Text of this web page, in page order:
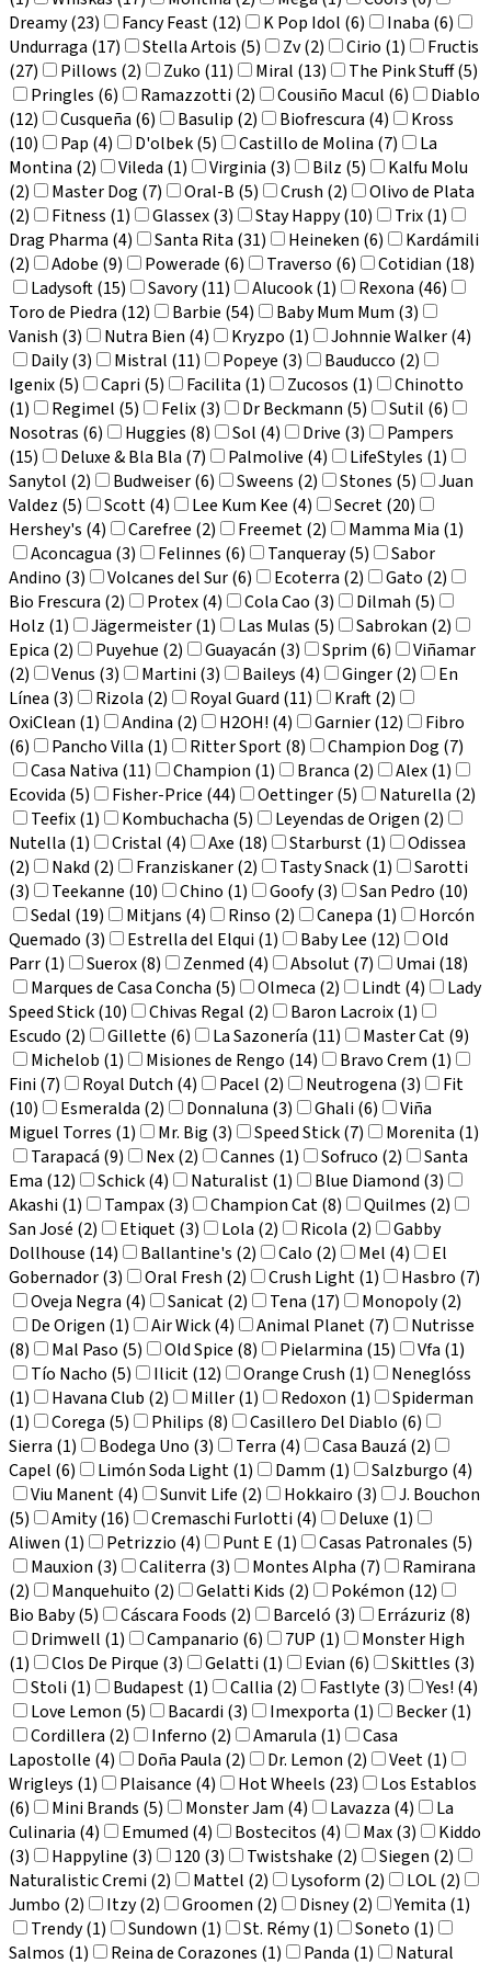
Dreamy (23)
Fancy Feast (12) K Pop Idol (6)
Inaba (6)
Undurraga (17)
Stella Artois (5) Zv (2) Cirio (1)
Fructis
(27)
Pillows (2) Zuko (11) Miral (13)
The Pink Stuff (5)
Pringles (6)
Ramazzotti (2) Cousiño Macul (6)
Diablo
(12)
Cusqueña (6) Basulip (2) Biofrescura (4)
Kross
(10)
Pap (4) D'olbek (5) Castillo de Molina (7)
La
Montina (2)
Vileda (1) Virginia (3) Bilz (5)
Kalfu Molu
(2)
Master Dog (7) Oral-B (5) Crush (2)
Olivo de Plata
(2)
Fitness (1) Glassex (3) Stay Happy (10)
Trix (1)
Drag Pharma (4)
Santa Rita (31) Heineken (6)
Kardámili
(2)
Adobe (9) Powerade (6) Traverso (6)
Cotidian (18)
Ladysoft (15)
Savory (11) Alucook (1)
Rexona (46)
Toro de Piedra (12)
Barbie (54)
Baby Mum Mum (3)
Vanish (3)
Nutra Bien (4) Kryzpo (1)
Johnnie Walker (4)
Daily (3)
Mistral (11) Popeye (3)
Bauducco (2)
Igenix (5)
Capri (5) Facilita (1) Zucosos (1)
Chinotto
(1)
Regimel (5) Felix (3) Dr Beckmann (5)
Sutil (6)
Nosotras (6)
Huggies (8) Sol (4) Drive (3)
Pampers
(15)
Deluxe & Bla Bla (7) Palmolive (4)
LifeStyles (1)
Sanytol (2)
Budweiser (6) Sweens (2) Stones (5)
Juan
Valdez (5)
Scott (4) Lee Kum Kee (4)
Secret (20)
Hershey's (4)
Carefree (2) Freemet (2)
Mamma Mia (1)
Aconcagua (3)
Felinnes (6) Tanqueray (5)
Sabor
Andino (3)
Volcanes del Sur (6) Ecoterra (2)
Gato (2)
Bio Frescura (2)
Protex (4) Cola Cao (3)
Dilmah (5)
Holz (1)
Jägermeister (1) Las Mulas (5)
Sabrokan (2)
Epica (2)
Puyehue (2) Guayacán (3) Sprim (6)
Viñamar
(2)
Venus (3) Martini (3) Baileys (4) Ginger (2)
En
Línea (3)
Rizola (2) Royal Guard (11)
Kraft (2)
OxiClean (1)
Andina (2) H2OH! (4) Garnier (12)
Fibro
(6)
Pancho Villa (1) Ritter Sport (8)
Champion Dog (7)
Casa Nativa (11)
Champion (1) Branca (2)
Alex (1)
Ecovida (5)
Fisher-Price (44) Oettinger (5)
Naturella (2)
Teefix (1)
Kombuchacha (5)
Leyendas de Origen (2)
Nutella (1)
Cristal (4) Axe (18) Starburst (1)
Odissea
(2)
Nakd (2) Franziskaner (2) Tasty Snack (1)
Sarotti
(3)
Teekanne (10) Chino (1) Goofy (3)
San Pedro (10)
Sedal (19)
Mitjans (4) Rinso (2) Canepa (1)
Horcón
Quemado (3)
Estrella del Elqui (1) Baby Lee (12)
Old
Parr (1)
Suerox (8) Zenmed (4) Absolut (7)
Umai (18)
Marques de Casa Concha (5)
Olmeca (2) Lindt (4)
Lady
Speed Stick (10)
Chivas Regal (2)
Baron Lacroix (1)
Escudo (2)
Gillette (6) La Sazonería (11)
Master Cat (9)
Michelob (1)
Misiones de Rengo (14)
Bravo Crem (1)
Fini (7)
Royal Dutch (4) Pacel (2) Neutrogena (3)
Fit
(10)
Esmeralda (2) Donnaluna (3) Ghali (6)
Viña
Miguel Torres (1)
Mr. Big (3) Speed Stick (7)
Morenita (1)
Tarapacá (9)
Nex (2) Cannes (1) Sofruco (2)
Santa
Ema (12)
Schick (4) Naturalist (1)
Blue Diamond (3)
Akashi (1)
Tampax (3) Champion Cat (8)
Quilmes (2)
San José (2)
Etiquet (3) Lola (2) Ricola (2)
Gabby
Dollhouse (14)
Ballantine's (2) Calo (2) Mel (4)
El
Gobernador (3)
Oral Fresh (2) Crush Light (1)
Hasbro (7)
Oveja Negra (4)
Sanicat (2) Tena (17)
Monopoly (2)
De Origen (1)
Air Wick (4) Animal Planet (7)
Nutrisse
(8)
Mal Paso (5) Old Spice (8) Pielarmina (15)
Vfa (1)
Tío Nacho (5)
Ilicit (12) Orange Crush (1)
Neneglóss
(1)
Havana Club (2) Miller (1) Redoxon (1)
Spiderman
(1)
Corega (5) Philips (8)
Casillero Del Diablo (6)
Sierra (1)
Bodega Uno (3) Terra (4)
Casa Bauzá (2)
Capel (6)
Limón Soda Light (1) Damm (1)
Salzburgo (4)
Viu Manent (4)
Sunvit Life (2) Hokkairo (3)
J. Bouchon
(5)
Amity (16) Cremaschi Furlotti (4)
Deluxe (1)
Aliwen (1)
Petrizzio (4) Punt E (1)
Casas Patronales (5)
Mauxion (3)
Caliterra (3) Montes Alpha (7)
Ramirana
(2)
Manquehuito (2) Gelatti Kids (2)
Pokémon (12)
Bio Baby (5)
Cáscara Foods (2) Barceló (3)
Errázuriz (8)
Drimwell (1)
Campanario (6) 7UP (1)
Monster High
(1)
Clos De Pirque (3) Gelatti (1) Evian (6)
Skittles (3)
Stoli (1)
Budapest (1) Callia (2) Fastlyte (3)
Yes! (4)
Love Lemon (5)
Bacardi (3) Imexporta (1)
Becker (1)
Cordillera (2)
Inferno (2) Amarula (1)
Casa
Lapostolle (4)
Doña Paula (2) Dr. Lemon (2)
Veet (1)
Wrigleys (1)
Plaisance (4) Hot Wheels (23)
Los Establos
(6)
Mini Brands (5) Monster Jam (4) Lavazza (4)
La
Culinaria (4)
Emumed (4) Bostecitos (4) Max (3)
Kiddo
(3)
Happyline (3) 120 (3) Twistshake (2)
Siegen (2)
Naturalistic Cremi (2)
Mattel (2) Lysoform (2)
LOL (2)
Jumbo (2)
Itzy (2) Groomen (2) Disney (2)
Yemita (1)
Trendy (1)
Sundown (1) St. Rémy (1)
Soneto (1)
Salmos (1)
Reina de Corazones (1) Panda (1) Natural